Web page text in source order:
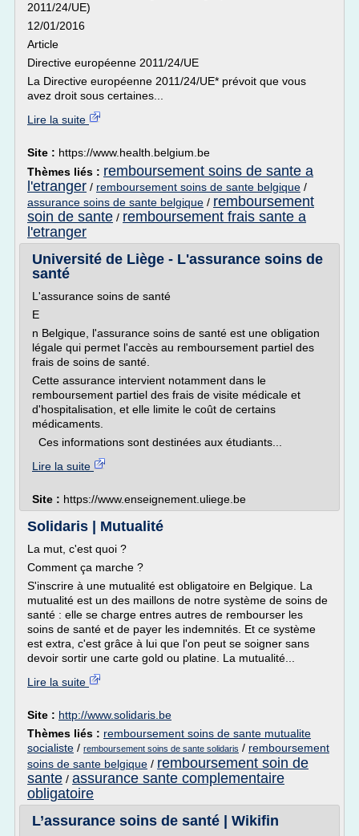
2011/24/UE)
12/01/2016
Article
Directive européenne 2011/24/UE
La Directive européenne 2011/24/UE* prévoit que vous
avez droit sous certaines...
Lire la suite
Site : https://www.health.belgium.be
Thèmes liés : remboursement soins de sante a
l'etranger / remboursement soins de sante belgique /
assurance soins de sante belgique / remboursement
soin de sante / remboursement frais sante a
l'etranger
Université de Liège - L'assurance soins de
santé
L'assurance soins de santé
E
n Belgique, l'assurance soins de santé est une obligation
légale qui permet l'accès au remboursement partiel des
frais de soins de santé.
Cette assurance intervient notamment dans le
remboursement partiel des frais de visite médicale et
d'hospitalisation, et elle limite le coût de certains
médicaments.
Ces informations sont destinées aux étudiants...
Lire la suite
Site : https://www.enseignement.uliege.be
Solidaris | Mutualité
La mut, c'est quoi ?
Comment ça marche ?
S'inscrire à une mutualité est obligatoire en Belgique. La
mutualité est un des maillons de notre système de soins de
santé : elle se charge entres autres de rembourser les
soins de santé et de payer les indemnités. Et ce système
est extra, c'est grâce à lui que l'on peut se soigner sans
devoir sortir une carte gold ou platine. La mutualité...
Lire la suite
Site : http://www.solidaris.be
Thèmes liés : remboursement soins de sante mutualite
socialiste / remboursement soins de sante solidaris / remboursement
soins de sante belgique / remboursement soin de
sante / assurance sante complementaire
obligatoire
L’assurance soins de santé | Wikifin